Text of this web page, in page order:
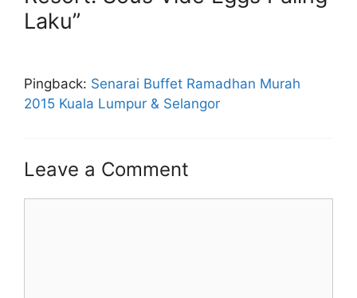
Laku”
Pingback: Senarai Buffet Ramadhan Murah
2015 Kuala Lumpur & Selangor
Leave a Comment